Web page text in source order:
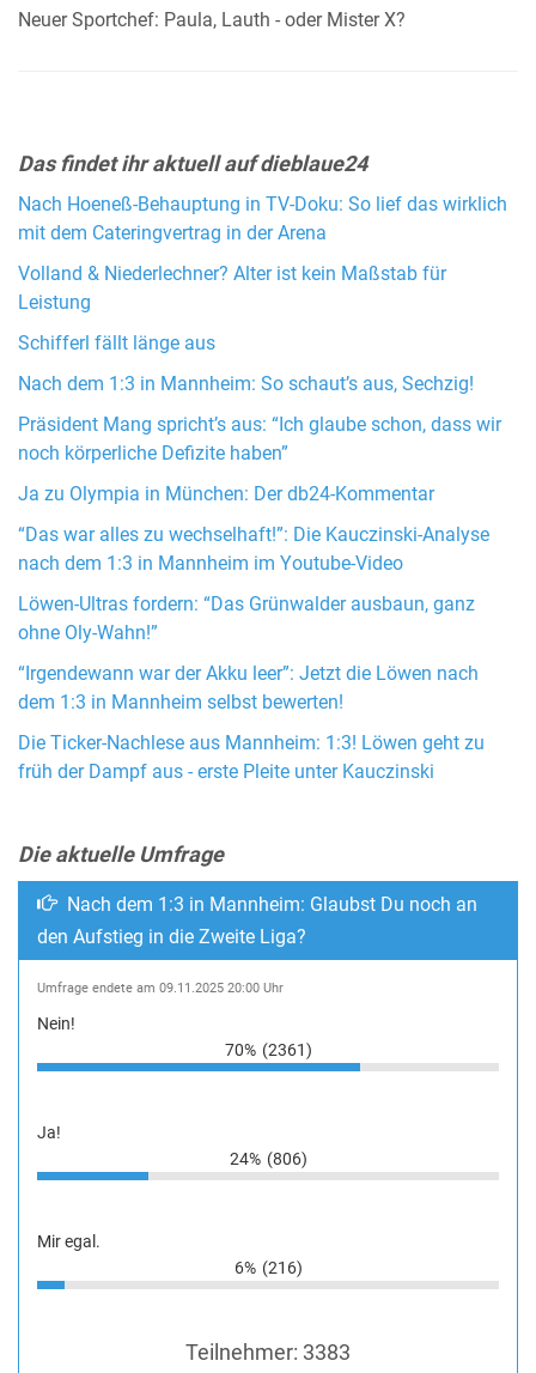
Neuer Sportchef: Paula, Lauth - oder Mister X?
Das findet ihr aktuell auf dieblaue24
Nach Hoeneß-Behauptung in TV-Doku: So lief das wirklich
mit dem Cateringvertrag in der Arena
Volland & Niederlechner? Alter ist kein Maßstab für
Leistung
Schifferl fällt länge aus
Nach dem 1:3 in Mannheim: So schaut’s aus, Sechzig!
Präsident Mang spricht’s aus: “Ich glaube schon, dass wir
noch körperliche Defizite haben”
Ja zu Olympia in München: Der db24-Kommentar
“Das war alles zu wechselhaft!”: Die Kauczinski-Analyse
nach dem 1:3 in Mannheim im Youtube-Video
Löwen-Ultras fordern: “Das Grünwalder ausbaun, ganz
ohne Oly-Wahn!”
“Irgendewann war der Akku leer”: Jetzt die Löwen nach
dem 1:3 in Mannheim selbst bewerten!
Die Ticker-Nachlese aus Mannheim: 1:3! Löwen geht zu
früh der Dampf aus - erste Pleite unter Kauczinski
Die aktuelle Umfrage
Nach dem 1:3 in Mannheim: Glaubst Du noch an
den Aufstieg in die Zweite Liga?
Umfrage endete am 09.11.2025 20:00 Uhr
Nein!
70% (2361)
Ja!
24% (806)
Mir egal.
6% (216)
Teilnehmer: 3383